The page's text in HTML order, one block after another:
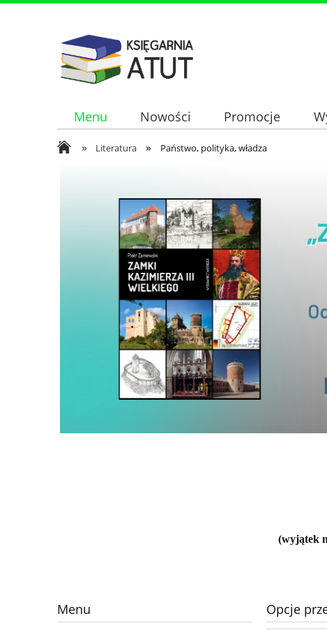
Menu Nowości Promocje
» Literatura » Państwo, polityka, władza
(wyjątek
Menu Opcje